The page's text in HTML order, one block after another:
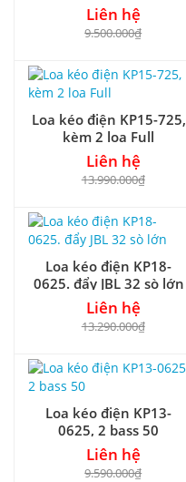
Liên hệ
9.500.000₫
Loa kéo điện KP15-725,
kèm 2 loa Full
Liên hệ
13.990.000₫
Loa kéo điện KP18-
0625. đẩy JBL 32 sò lớn
Liên hệ
13.290.000₫
Loa kéo điện KP13-
0625, 2 bass 50
Liên hệ
9.590.000₫